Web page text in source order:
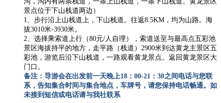
景点位于下山栈道两边）
1、步行沿上山栈道上，下山栈道。往返8.5KM，均为山路。海
拔3010米-3930米。
2、选择乘索道上行（80元/人自理），索道送至与最高点五彩池
景区海拔持平的地方，走平路（栈道）2900米到达黄龙主景区五
彩池，游览后沿下山栈道，一路观看黄龙景点。返回黄龙景区大
门口。
备注：导游会在出发前一天晚上18：00-21：30之间电话与您联
系，告知集合时间与集合地点，车牌号，请您保持电话畅通。如
未接到短信或电话请与我社联系